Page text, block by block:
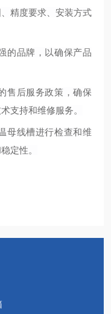
精度要求、安装方式
的品牌，以确保产品
售后服务政策，确保
支持和维修服务。
母线槽进行检查和维
定性。